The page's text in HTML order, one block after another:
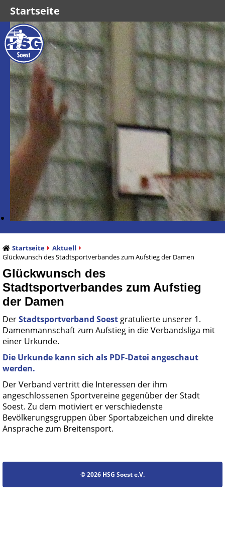
Startseite
Aktuell
Glückwunsch des Stadtsportverbandes zum Aufstieg der Damen
Glückwunsch des
Stadtsportverbandes zum Aufstieg
der Damen
DerStadtsportverband Soest gratulierte unserer 1.
Damenmannschaft zum Aufstieg in die Verbandsliga mit
einer Urkunde.
Die Urkunde kann sich als PDF-Datei angeschaut
werden.
Der Verband vertritt die Interessen der ihm
angeschlossenen Sportvereine gegenüber der Stadt
Soest. Zu dem motiviert er verschiedenste
Bevölkerungsgruppen über Sportabzeichen und direkte
Ansprache zum Breitensport.
© 2026 HSG Soest e.V.
Startseite